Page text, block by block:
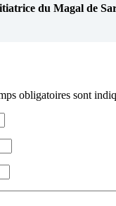
du Magal de
obligatoires sont